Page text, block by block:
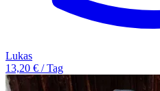
Lukas
13,20 € / Tag